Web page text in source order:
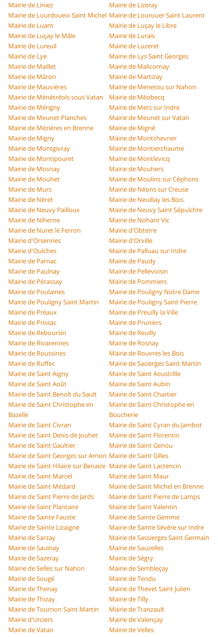
Mairie de Liniez
Mairie de Lizeray
Mairie de Lourdoueix Saint Michel Mairie de Lourouer Saint Laurent
Mairie de Luant
Mairie de Luçay le Libre
Mairie de Luçay le Mâle
Mairie de Lurais
Mairie de Lureuil
Mairie de Luzeret
Mairie de Lye
Mairie de Lys Saint Georges
Mairie de Maillet
Mairie de Malicornay
Mairie de Mâron
Mairie de Martizay
Mairie de Mauvières
Mairie de Menetou sur Nahon
Mairie de Ménétréols sous Vatan
Mairie de Méobecq
Mairie de Mérigny
Mairie de Mers sur Indre
Mairie de Meunet Planches
Mairie de Meunet sur Vatan
Mairie de Mézières en Brenne
Mairie de Migné
Mairie de Migny
Mairie de Montchevrier
Mairie de Montgivray
Mairie de Montierchaume
Mairie de Montipouret
Mairie de Montlevicq
Mairie de Mosnay
Mairie de Mouhers
Mairie de Mouhet
Mairie de Moulins sur Céphons
Mairie de Murs
Mairie de Néons sur Creuse
Mairie de Néret
Mairie de Neuillay les Bois
Mairie de Neuvy Pailloux
Mairie de Neuvy Saint Sépulchre
Mairie de Niherne
Mairie de Nohant Vic
Mairie de Nuret le Ferron
Mairie d'Obterre
Mairie d'Orsennes
Mairie d'Orville
Mairie d'Oulches
Mairie de Palluau sur Indre
Mairie de Parnac
Mairie de Paudy
Mairie de Paulnay
Mairie de Pellevoisin
Mairie de Pérassay
Mairie de Pommiers
Mairie de Poulaines
Mairie de Pouligny Notre Dame
Mairie de Pouligny Saint Martin
Mairie de Pouligny Saint Pierre
Mairie de Préaux
Mairie de Preuilly la Ville
Mairie de Prissac
Mairie de Pruniers
Mairie de Reboursin
Mairie de Reuilly
Mairie de Rivarennes
Mairie de Rosnay
Mairie de Roussines
Mairie de Rouvres les Bois
Mairie de Ruffec
Mairie de Sacierges Saint Martin
Mairie de Saint Aigny
Mairie de Saint Aoustrille
Mairie de Saint Août
Mairie de Saint Aubin
Mairie de Saint Benoît du Sault
Mairie de Saint Chartier
Mairie de Saint Christophe en
Bazelle
Mairie de Saint Christophe en
Boucherie
Mairie de Saint Civran
Mairie de Saint Cyran du Jambot
Mairie de Saint Denis de Jouhet
Mairie de Saint Florentin
Mairie de Saint Gaultier
Mairie de Saint Genou
Mairie de Saint Georges sur Arnon Mairie de Saint Gilles
Mairie de Saint Hilaire sur Benaize Mairie de Saint Lactencin
Mairie de Saint Marcel
Mairie de Saint Maur
Mairie de Saint Médard
Mairie de Saint Michel en Brenne
Mairie de Saint Pierre de Jards
Mairie de Saint Pierre de Lamps
Mairie de Saint Plantaire
Mairie de Saint Valentin
Mairie de Sainte Fauste
Mairie de Sainte Gemme
Mairie de Sainte Lizaigne
Mairie de Sainte Sévère sur Indre
Mairie de Sarzay
Mairie de Sassierges Saint Germain
Mairie de Saulnay
Mairie de Sauzelles
Mairie de Sazeray
Mairie de Ségry
Mairie de Selles sur Nahon
Mairie de Sembleçay
Mairie de Sougé
Mairie de Tendu
Mairie de Thenay
Mairie de Thevet Saint Julien
Mairie de Thizay
Mairie de Tilly
Mairie de Tournon Saint Martin
Mairie de Tranzault
Mairie d'Urciers
Mairie de Valençay
Mairie de Vatan
Mairie de Velles